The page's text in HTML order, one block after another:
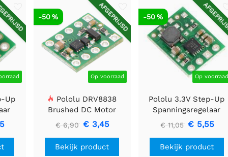
Up
AFGEPRIJSD
Op voorraad
-50 %
Pololu DRV8838
Brushed DC Motor
Driver
€ 6,90 € 3,45
Bekijk product
Op
-50 %
Pololu 3.3V Step-Up
Spanningsregelaar
U1V11F3
€ 11,05 € 5,55
Bekijk product